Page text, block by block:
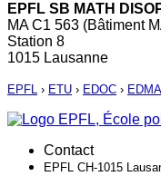
EPFL SB MATH
MA C1 563 (Bâtiment
Station 8
1015 Lausanne
EPFL › ETU › EDOC › EDMA
Contact
EPFL CH-1015